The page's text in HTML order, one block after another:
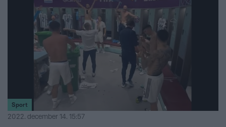
Sport
2022. december 14. 15:57